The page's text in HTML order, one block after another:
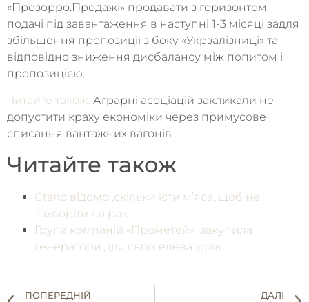
«Прозорро.Продажі» продавати з горизонтом
подачі під завантаження в наступні 1-3 місяці задля
збільшення пропозиції з боку «Укрзалізниці» та
відповідно зниження дисбалансу між попитом і
пропозицією.
Читайте також: Аграрні асоціацій закликали не
допустити краху економіки через примусове
списання вантажних вагонів
Читайте також
Стало відомо ,скільки їсти м’яса, щоб не
захворіти на рак
Група компаній «Прометей» закупила
генератори для своїх елеваторів
ПОПЕРЕДНІЙ ДАЛІ